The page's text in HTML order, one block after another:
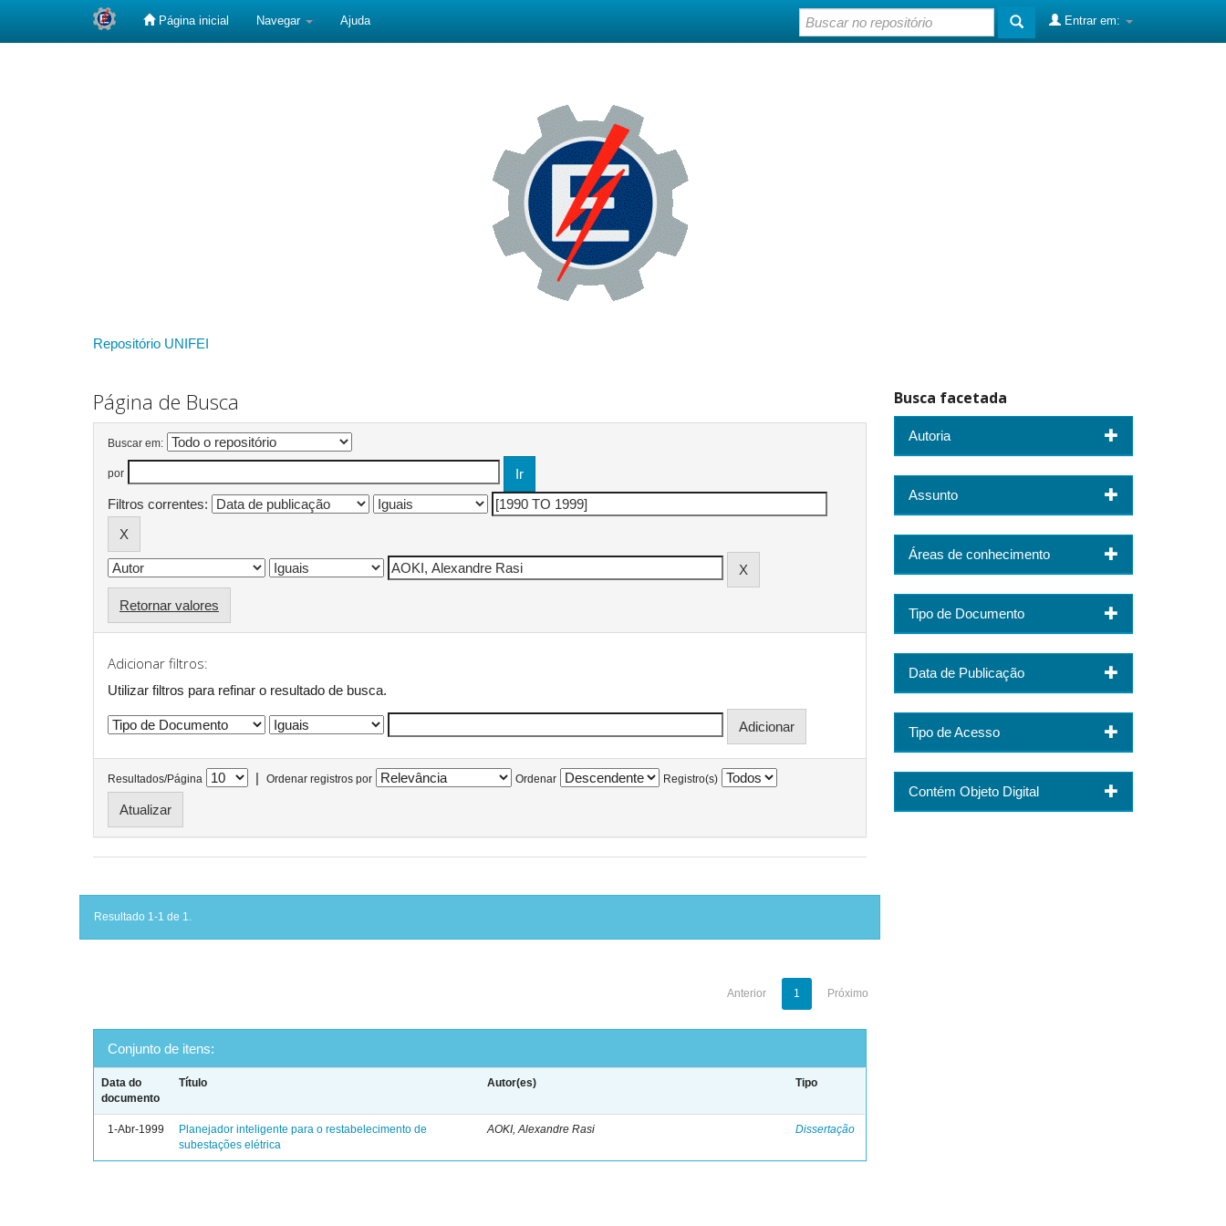
Página inicial Navegar Ajuda Entrar em:
Repositório UNIFEI
Página de Busca
Buscar em:
por
Filtros correntes:
Retornar valores
Adicionar filtros:
Utilizar filtros para refinar o resultado de busca.
Resultados/Página | Ordenar registros por Ordenar Registro(s)
Resultado 1-1 de 1.
Anterior 1 Próximo
Conjunto de itens:
Data do
documento
Título Autor(es) Tipo
1-Abr-1999
Planejador inteligente para o restabelecimento de
subestações elétrica
AOKI, Alexandre Rasi Dissertação
Busca facetada
Autoria
Assunto
Áreas de conhecimento
Tipo de Documento
Data de Publicação
Tipo de Acesso
Contém Objeto Digital